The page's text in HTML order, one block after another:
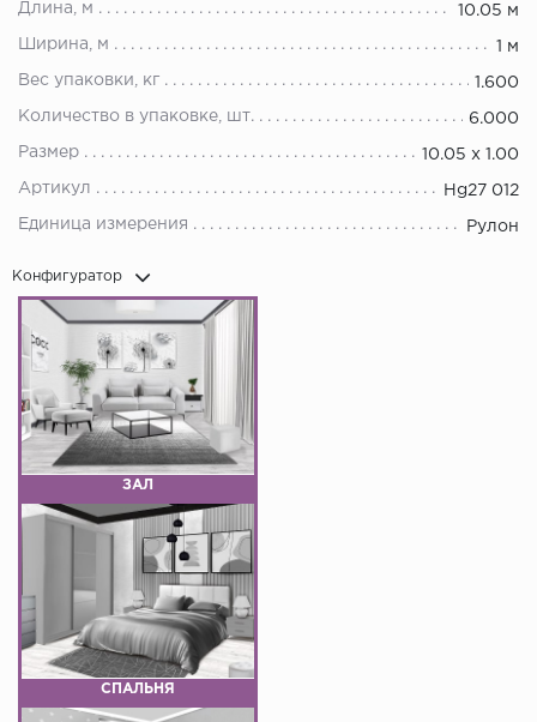
Длина, м 10.05 м
Ширина, м 1 м
Вес упаковки, кг 1.600
Количество в упаковке, шт. 6.000
Размер 10.05 х 1.00
Артикул Hg27 012
Единица измерения Рулон
Конфигуратор
ЗАЛ
СПАЛЬНЯ